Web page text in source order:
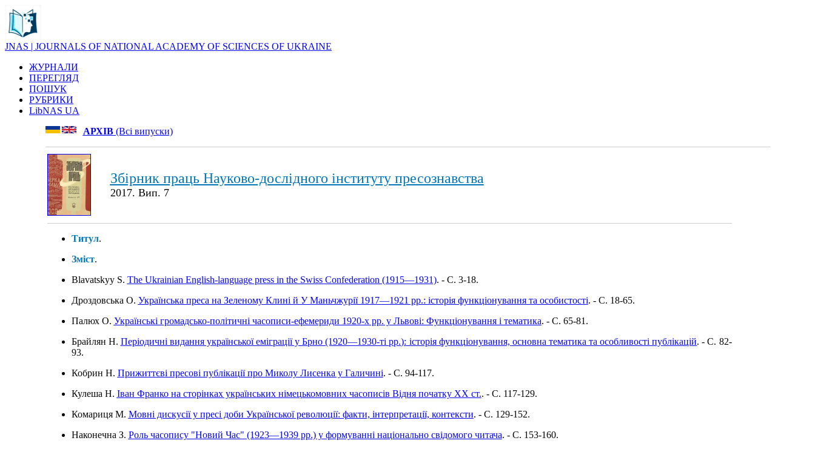
JNAS | JOURNALS OF NATIONAL ACADEMY OF SCIENCES OF UKRAINE
ЖУРНАЛИ
ПЕРЕГЛЯД
ПОШУК
РУБРИКИ
LibNAS UA
АРХІВ(Всі випуски)
Збірник праць Науково-дослідного інституту пресознавства
2017. Вип. 7
Титул.
Зміст.
Blavatskyy S. The Ukrainian English-language press in the Swiss Confederation (1915—1931). - C. 3-18.
Дроздовська О. Українська преса на Зеленому Клині й У Маньчжурії 1917—1921 рр.: історія функціонування та особистості. - C. 18-65.
Палюх О. Українські громадсько-політичні часописи-ефемериди 1920-х рр. у Львові: Функціонування і тематика. - C. 65-81.
Брайлян Н. Періодичні видання української еміграції у Брно (1920—1930-ті рр.): історія функціонування, основна тематика та особливості публікацій. - C. 82-
93.
Кобрин Н. Прижиттєві пресові публікації про Миколу Лисенка у Галичині. - C. 94-117.
Кулеша Н. Іван Франко на сторінках українських німецькомовних часописів Відня початку XX ст.. - C. 117-129.
Комариця М. Мовні дискусії у пресі доби Української революції: факти, інтерпретації, контексти. - C. 129-152.
Наконечна З. Роль часопису "Новий Час" (1923—1939 рр.) у формуванні національно свідомого читача. - C. 153-160.